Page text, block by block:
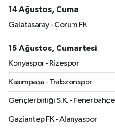
14 Ağustos, Cuma
Galatasaray - Çorum FK
15 Ağustos, Cumartesi
Konyaspor - Rizespor
Kasımpaşa - Trabzonspor
Gençlerbirliği S.K. - Fenerbahçe
Gaziantep FK - Alanyaspor